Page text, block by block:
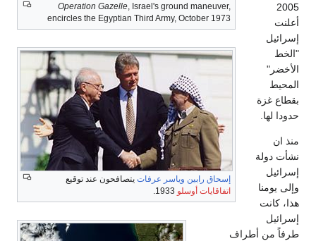
Operation Gazelle, Israel's ground maneuver,
encircles the Egyptian Third Army, October 1973
إسحاق رابين وياسر عرفاتيتصافحون عند توقيع
اتفاقايات أوسلو
غزة
لها.
ان
دولة
يومنا
كانت
من أطراف